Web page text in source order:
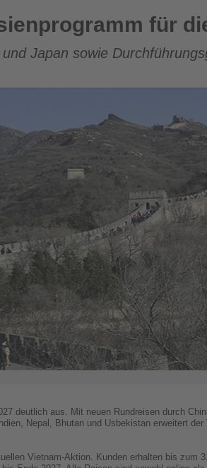
Saison 2027
für
Japan sowie
deutlich aus. Mit neuen Rundreisen durch
Nepal, Bhutan und Usbekistan erweitert
Vietnam-Aktion. Kunden erhalten bis zum